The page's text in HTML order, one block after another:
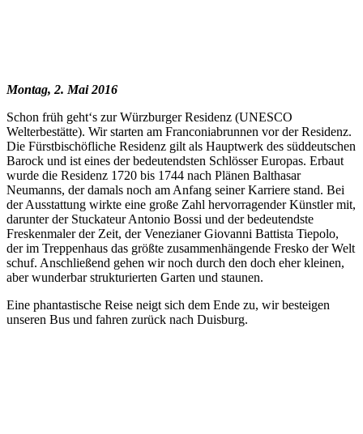
Montag, 2. Mai 2016
Schon früh geht‘s zur Würzburger Residenz (UNESCO
Welterbestätte). Wir starten am Franconiabrunnen vor der Residenz.
Die Fürstbischöfliche Residenz gilt als Hauptwerk des süddeutschen
Barock und ist eines der bedeutendsten Schlösser Europas. Erbaut
wurde die Residenz 1720 bis 1744 nach Plänen Balthasar
Neumanns, der damals noch am Anfang seiner Karriere stand. Bei
der Ausstattung wirkte eine große Zahl hervorragender Künstler mit,
darunter der Stuckateur Antonio Bossi und der bedeutendste
Freskenmaler der Zeit, der Venezianer Giovanni Battista Tiepolo,
der im Treppenhaus das größte zusammenhängende Fresko der Welt
schuf. Anschließend gehen wir noch durch den doch eher kleinen,
aber wunderbar strukturierten Garten und staunen.
Eine phantastische Reise neigt sich dem Ende zu, wir besteigen
unseren Bus und fahren zurück nach Duisburg.